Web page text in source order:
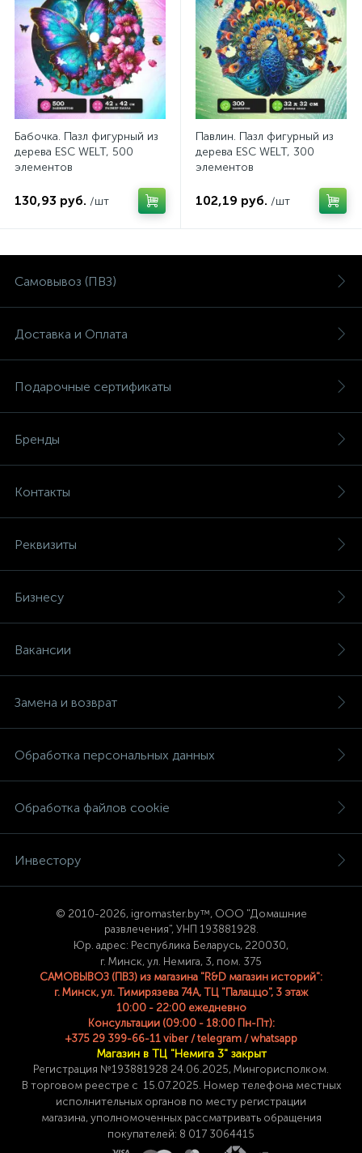
Бабочка. Пазл фигурный из
дерева ESC WELT, 500
элементов
130,93 руб. /шт
Павлин. Пазл фигурный из
дерева ESC WELT, 300
элементов
102,19 руб. /шт
Самовывоз (ПВЗ)
Доставка и Оплата
Подарочные сертификаты
Бренды
Контакты
Реквизиты
Бизнесу
Вакансии
Замена и возврат
Обработка персональных данных
Обработка файлов cookie
Инвестору
© 2010-2026, igromaster.by™, ООО "Домашние
развлечения", УНП 193881928.
Юр. адрес: Республика Беларусь, 220030,
г. Минск, ул. Немига, 3, пом. 375
САМОВЫВОЗ (ПВЗ) из магазина "R&D магазин историй":
г. Минск, ул. Тимирязева 74A, ТЦ "Палаццо", 3 этаж
10:00 - 22:00 ежедневно
Консультации (09:00 - 18:00 Пн-Пт):
+375 29 399-66-11 viber / telegram / whatsapp
Магазин в ТЦ "Немига 3" закрыт
Регистрация №193881928 24 .06.2025, Мингорисполком.
В торговом реестре с 15.07.2025. Номер телефона местных
исполнительных органов по месту регистрации
магазина,уполномоченных рассматривать обращения
покупателей: 8 017 3064415